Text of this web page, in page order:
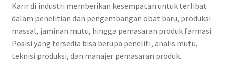
Karir di industri memberikan kesempatan untuk terlibat
dalam penelitian dan pengembangan obat baru, produksi
massal, jaminan mutu, hingga pemasaran produk farmasi.
Posisi yang tersedia bisa berupa peneliti, analis mutu,
teknisi produksi, dan manajer pemasaran produk.